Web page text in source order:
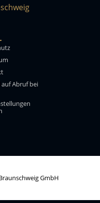
Abruf bei
GmbH